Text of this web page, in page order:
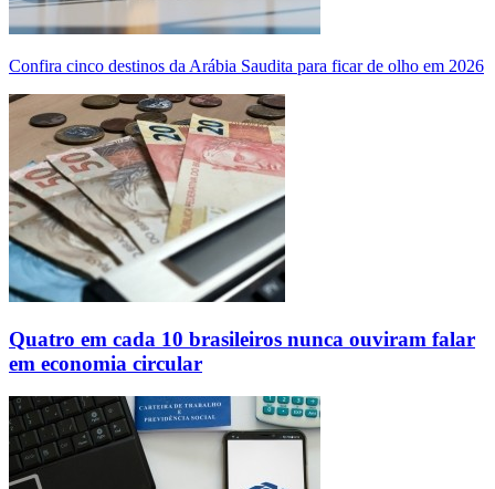
Confira cinco destinos da Arábia Saudita para ficar de olho em 2026
Quatro em cada 10 brasileiros nunca ouviram falar
em economia circular